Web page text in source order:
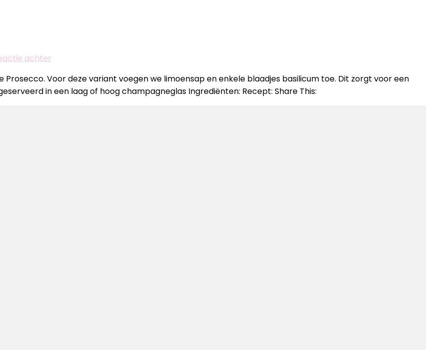
achter
cocktail
met
Prosecco. Voor deze variant voegen we limoensap en enkele blaadjes basilicum toe. Dit zorgt voor een
in een laag of hoog champagneglas Ingrediënten: Recept: Share This: